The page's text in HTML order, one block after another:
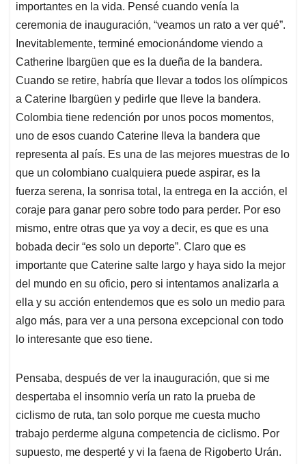
importantes en la vida. Pensé cuando venía la
ceremonia de inauguración, “veamos un rato a ver qué”.
Inevitablemente, terminé emocionándome viendo a
Catherine Ibargüen que es la dueña de la bandera.
Cuando se retire, habría que llevar a todos los olímpicos
a Caterine Ibargüen y pedirle que lleve la bandera.
Colombia tiene redención por unos pocos momentos,
uno de esos cuando Caterine lleva la bandera que
representa al país. Es una de las mejores muestras de lo
que un colombiano cualquiera puede aspirar, es la
fuerza serena, la sonrisa total, la entrega en la acción, el
coraje para ganar pero sobre todo para perder. Por eso
mismo, entre otras que ya voy a decir, es que es una
bobada decir “es solo un deporte”. Claro que es
importante que Caterine salte largo y haya sido la mejor
del mundo en su oficio, pero si intentamos analizarla a
ella y su acción entendemos que es solo un medio para
algo más, para ver a una persona excepcional con todo
lo interesante que eso tiene.
Pensaba, después de ver la inauguración, que si me
despertaba el insomnio vería un rato la prueba de
ciclismo de ruta, tan solo porque me cuesta mucho
trabajo perderme alguna competencia de ciclismo. Por
supuesto, me desperté y vi la faena de Rigoberto Urán.